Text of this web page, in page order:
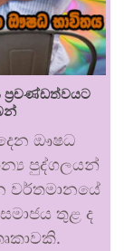
ප්‍රචණ්ඩත්වයට
ඖෂධ
පුද්ගලයන්
වර්තමානයේ
තුළ ද